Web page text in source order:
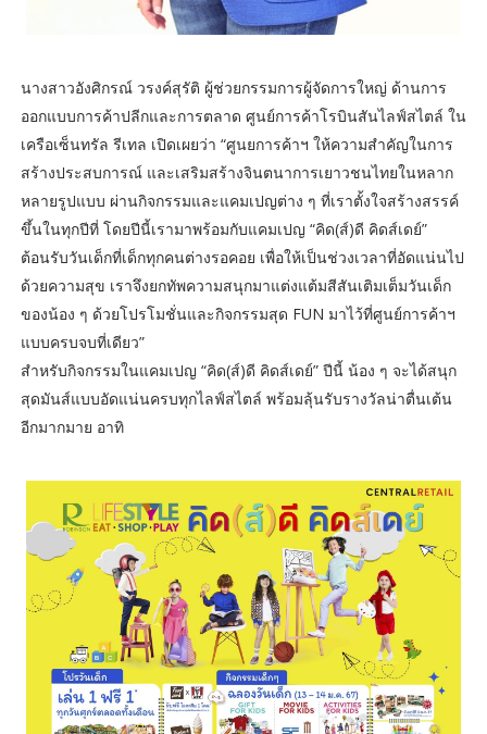
นางสาวอังศิกรณ์ วรงค์สุรัติ ผู้ช่วยกรรมการผู้จัดการใหญ่ ด้านการ
ออกแบบการค้าปลีกและการตลาด ศูนย์การค้าโรบินสันไลฟ์สไตล์ ใน
เครือเซ็นทรัล รีเทล เปิดเผยว่า “ศูนยการค้าฯ ให้ความสำคัญในการ
สร้างประสบการณ์ และเสริมสร้างจินตนาการเยาวชนไทยในหลาก
หลายรูปแบบ ผ่านกิจกรรมและแคมเปญต่าง ๆ ที่เราตั้งใจสร้างสรรค์
ขึ้นในทุกปีที่ โดยปีนี้เรามาพร้อมกับแคมเปญ “คิด(ส์)ดี คิดส์เดย์”
ต้อนรับวันเด็กที่เด็กทุกคนต่างรอคอย เพื่อให้เป็นช่วงเวลาที่อัดแน่นไป
ด้วยความสุข เราจึงยกทัพความสนุกมาแต่งแต้มสีสันเติมเต็มวันเด็ก
ของน้อง ๆ ด้วยโปรโมชั่นและกิจกรรมสุด FUN มาไว้ที่ศูนย์การค้าฯ
แบบครบจบที่เดียว”
สำหรับกิจกรรมในแคมเปญ “คิด(ส์)ดี คิดส์เดย์” ปีนี้ น้อง ๆ จะได้สนุก
สุดมันส์แบบอัดแน่นครบทุกไลฟ์สไตล์ พร้อมลุ้นรับรางวัลน่าตื่นเต้น
อีกมากมาย อาทิ